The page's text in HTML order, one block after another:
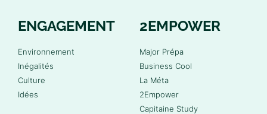
ENGAGEMENT
Environnement
Inégalités
Culture
Idées
2EMPOWER
Major Prépa
Business Cool
La Méta
2Empower
Capitaine Study